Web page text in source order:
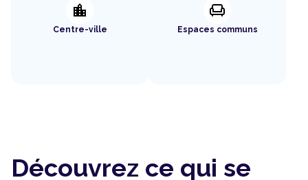
location_city
Centre-ville
chair
Espaces communs
Découvrez ce qui se